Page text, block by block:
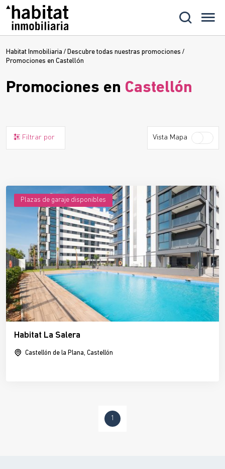
Habitat Inmobiliaria / Descubre todas nuestras promociones /
Promociones en Castellón
Promociones en Castellón
Filtrar por Vista Mapa
Plazas de garaje disponibles
Habitat La Salera
Castellón de la Plana, Castellón
1